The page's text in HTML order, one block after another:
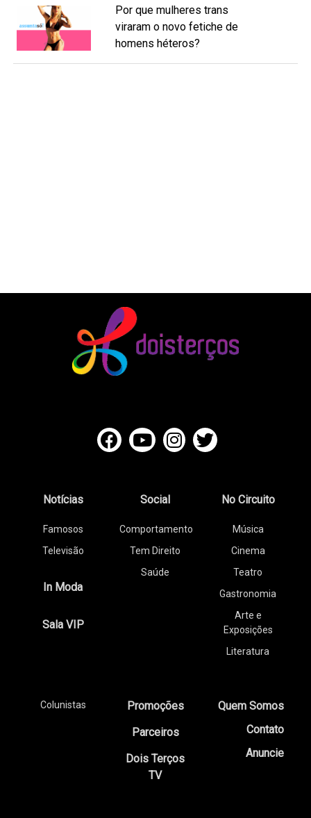
Por que mulheres trans
viraram o novo fetiche de
homens héteros?
Notícias
Famosos
Televisão
In Moda
Sala VIP
Social
Comportamento
Tem Direito
Saúde
No Circuito
Música
Cinema
Teatro
Gastronomia
Arte e
Exposições
Literatura
Colunistas
Promoções
Parceiros
Dois Terços
TV
Quem Somos
Contato
Anuncie